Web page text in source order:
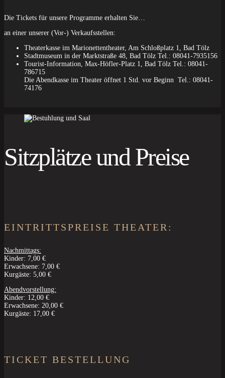
Die Tickets für unsere Programme erhalten Sie…
an einer unserer (Vor-) Verkaufsstellen:
Theaterkasse im Marionettentheater, Am Schloßplatz 1, Bad Tölz
Stadtmuseum in der Marktstraße 48, Bad Tölz Tel.: 08041-7935156
Tourist-Information, Max-Höfler-Platz 1, Bad Tölz Tel.: 08041-
786715
Die Abendkasse im Theater öffnet 1 Std. vor Beginn Tel.: 08041-
74176
Sitzplätze und Preise
EINTRITTSPREISE THEATER:
Nachmittags:
Kinder: 7,00 €
Erwachsene: 7,00 €
Kurgäste: 5,00 €
Abendvorstellung:
Kinder: 12,00 €
Erwachsene: 20,00 €
Kurgäste: 17,00 €
TICKET BESTELLUNG